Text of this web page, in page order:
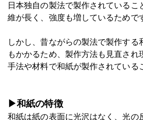
日本独自の製法で製作されているこ
維が長く、強度も増しているためで
しかし、昔ながらの製法で製作する
もかかるため、製作方法も見直され
手法や材料で和紙が製作されている
▶和紙の特徴
和紙は紙の表面に光沢はなく、光の